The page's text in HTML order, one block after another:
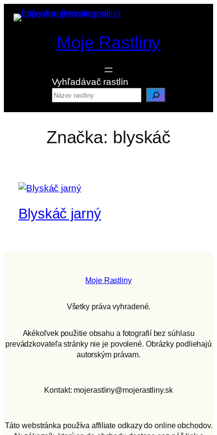
Prejsť
na
Moje Rastliny
Vyhľadávač rastlín
Značka: blyskáč
Blyskáč jarný
Moje Rastliny
Všetky práva vyhradené.
Akékoľvek použitie obsahu a fotografií bez súhlasu
prevádzkovateľa stránky nie je povolené. Obrázky podliehajú
autorským právam.
Kontakt: mojerastliny@mojerastliny.sk
Táto webstránka používa affiliate odkazy do online obchodov.